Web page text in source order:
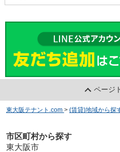
ページ
東大阪テナント.com > (賃貸)地域から探
市区町村から探す
東大阪市